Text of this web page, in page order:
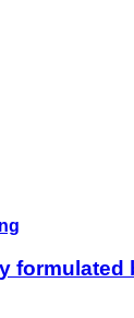
formulated